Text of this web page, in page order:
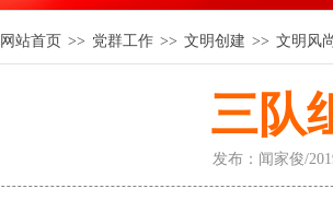
网站首页 >> 党群工作 >> 文明创建 >> 文明风
三队
发布：闻家俊/